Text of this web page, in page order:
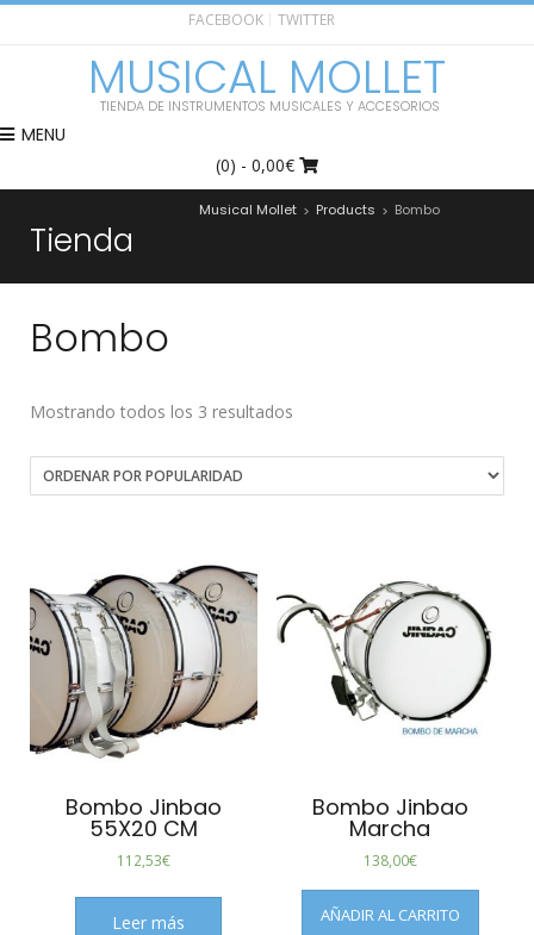
FACEBOOK TWITTER
MUSICAL MOLLET
TIENDA DE INSTRUMENTOS MUSICALES Y ACCESORIOS
MENU
(0) - 0,00€
Tienda
Musical Mollet > Products > Bombo
Bombo
Mostrando todos los 3 resultados
Bombo Jinbao
55X20 CM
112,53€
Leer más
Bombo Jinbao
Marcha
138,00€
AÑADIR AL CARRITO